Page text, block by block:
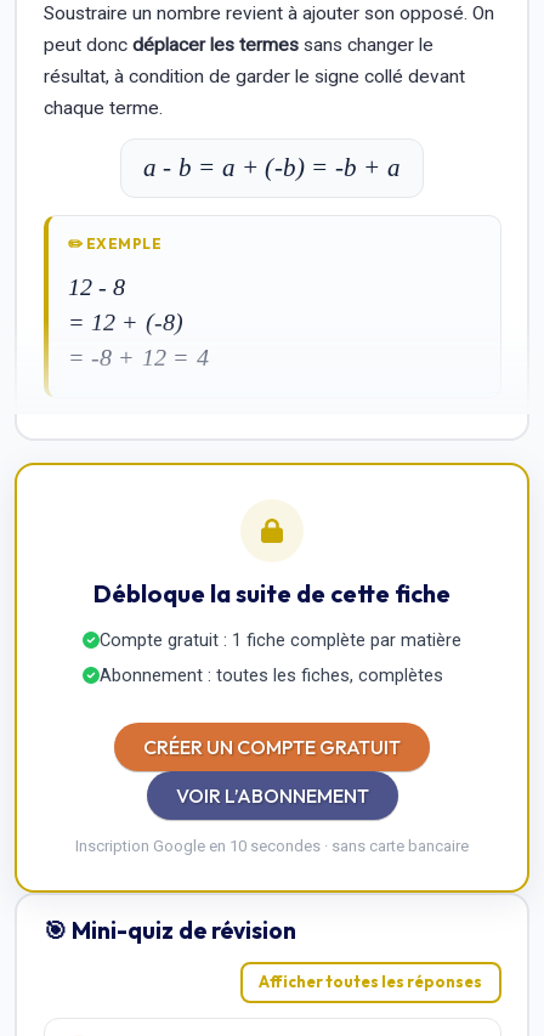
Soustraire un nombre revient à ajouter son opposé. On
peut donc déplacer les termessans changer le
résultat, à condition de garder le signe collé devant
chaque terme.
a - b = a + (-b) = -b + a
✏️ EXEMPLE
12 - 8
= 12 + (-8)
= -8 + 12 = 4
Débloque la suite de cette fiche
Compte gratuit : 1 fiche complète par matière
Abonnement : toutes les fiches, complètes
CRÉER UN COMPTE GRATUIT
VOIR L’ABONNEMENT
Inscription Google en 10 secondes · sans carte bancaire
🎯 Mini-quiz de révision
Afficher toutes les réponses